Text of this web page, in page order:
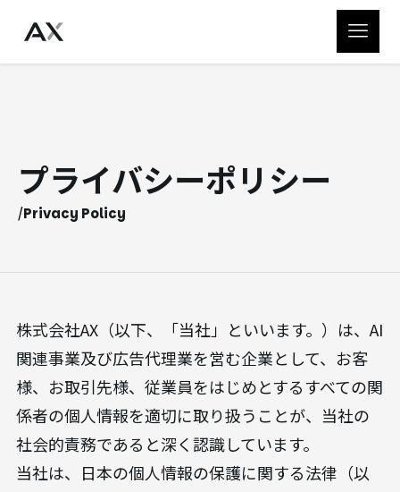
プライバシーポリシー
/Privacy Policy
株式会社AX（以下、「当社」といいます。）は、AI
関連事業及び広告代理業を営む企業として、お客
様、お取引先様、従業員をはじめとするすべての関
係者の個人情報を適切に取り扱うことが、当社の
社会的責務であると深く認識しています。
当社は、日本の個人情報の保護に関する法律（以